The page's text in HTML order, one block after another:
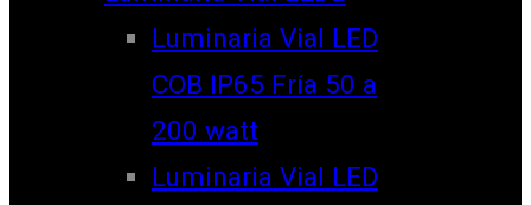
Luminaria Vial LED
COB IP65 Fría 50 a
200 watt
Luminaria Vial LED